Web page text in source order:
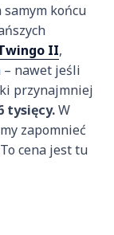
końcu
II,
– nawet jeśli
przynajmniej
tysięcy.W
zapomnieć
cena jest tu